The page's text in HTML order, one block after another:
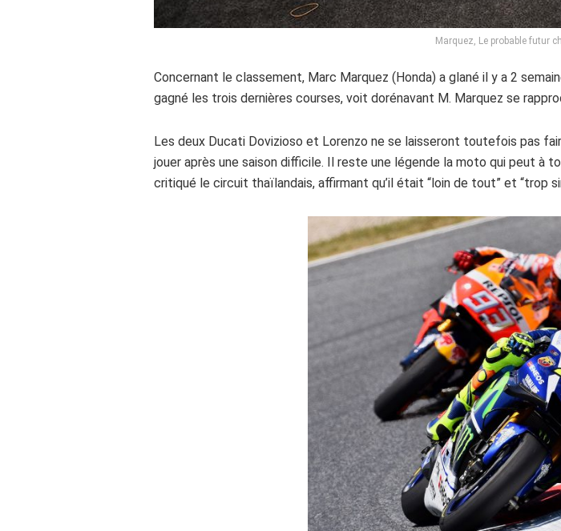
Marquez, Le probable futur
Concernant le classement, Marc Marquez (Honda) a glané il y a 2
gagné les trois dernières courses, voit dorénavant M. Marquez se
Les deux Ducati Dovizioso et Lorenzo ne se laisseront toutefois pas
jouer après une saison difficile. Il reste une légende la moto qui peut à
critiqué le circuit thaïlandais, affirmant qu’il était “loin de tout” et “trop